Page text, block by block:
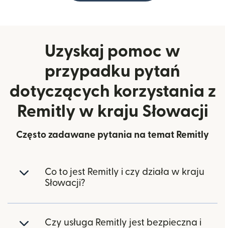
Uzyskaj pomoc w
przypadku pytań
dotyczących korzystania z
Remitly w kraju Słowacji
Często zadawane pytania na temat Remitly
Co to jest Remitly i czy działa w kraju
Słowacji?
Czy usługa Remitly jest bezpieczna i